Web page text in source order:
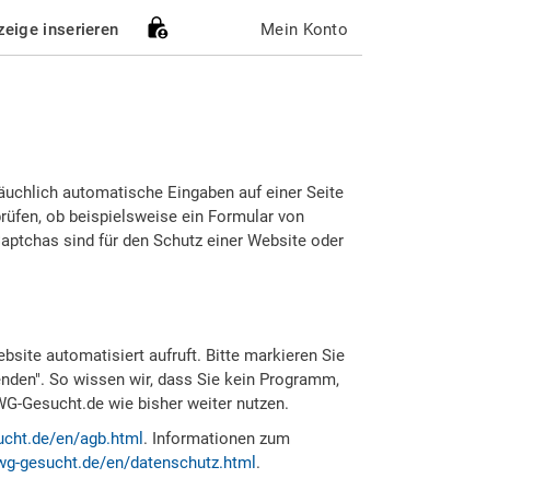
inserieren Mein Konto
automatische Eingaben auf einer Seite
ob beispielsweise ein Formular von
sind für den Schutz einer Website oder
automatisiert aufruft. Bitte markieren Sie
So wissen wir, dass Sie kein Programm,
Gesucht.de wie bisher weiter nutzen.
en/agb.html . Informationen zum
gesucht.de/en/datenschutz.html .